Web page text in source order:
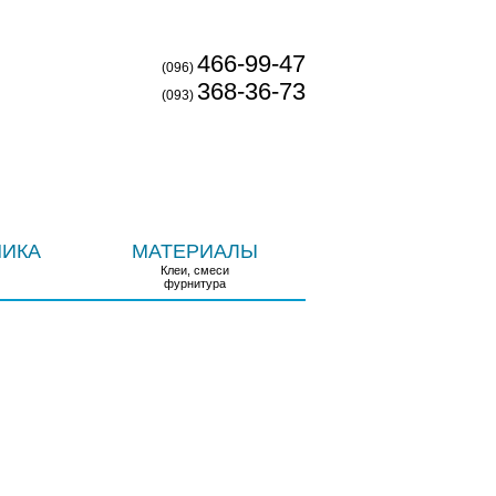
(096) 466-99-47
(093) 368-36-73
МАТЕРИАЛЫ
Клеи, смеси
фурнитура